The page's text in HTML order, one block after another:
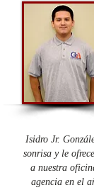
Eric
Isidro Jr.
sonrisa y le
a nuestra
agencia en el